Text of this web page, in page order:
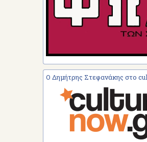
Ο Δημήτρης Στεφανάκης στο